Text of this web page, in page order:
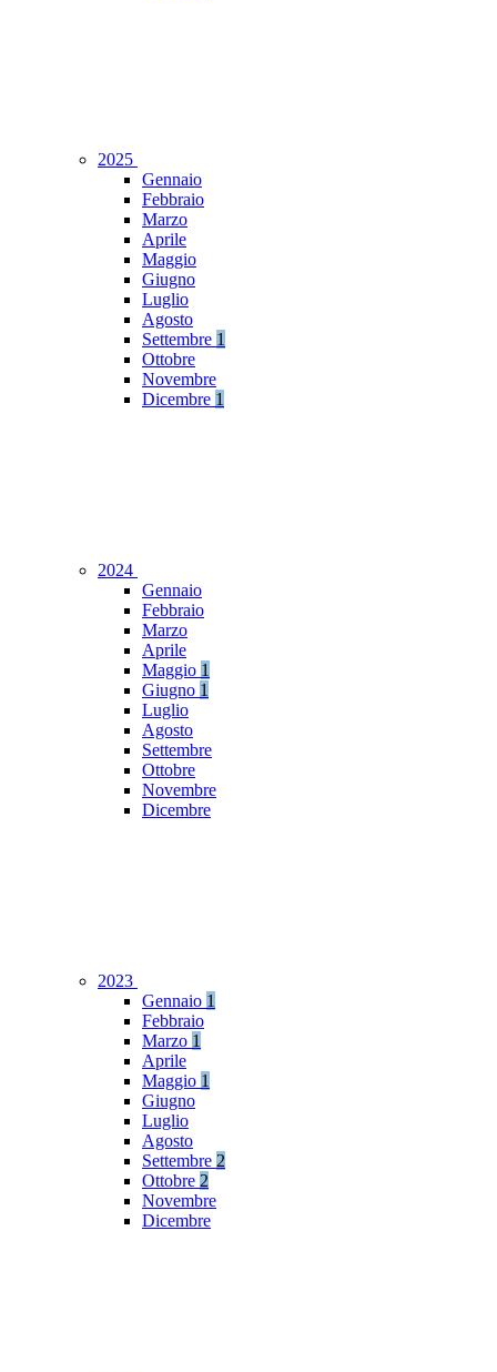
2025
Gennaio
Febbraio
Marzo
Aprile
Maggio
Giugno
Luglio
Agosto
Settembre 1
Ottobre
Novembre
Dicembre 1
2024
Gennaio
Febbraio
Marzo
Aprile
Maggio 1
Giugno 1
Luglio
Agosto
Settembre
Ottobre
Novembre
Dicembre
2023
Gennaio 1
Febbraio
Marzo 1
Aprile
Maggio 1
Giugno
Luglio
Agosto
Settembre 2
Ottobre 2
Novembre
Dicembre